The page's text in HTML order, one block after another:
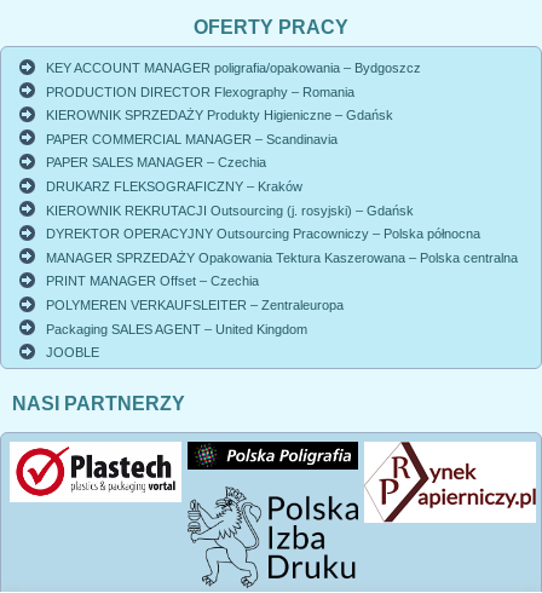
OFERTY PRACY
KEY ACCOUNT MANAGER poligrafia/opakowania – Bydgoszcz
PRODUCTION DIRECTOR Flexography – Romania
KIEROWNIK SPRZEDAŻY Produkty Higieniczne – Gdańsk
PAPER COMMERCIAL MANAGER – Scandinavia
PAPER SALES MANAGER – Czechia
DRUKARZ FLEKSOGRAFICZNY – Kraków
KIEROWNIK REKRUTACJI Outsourcing (j. rosyjski) – Gdańsk
DYREKTOR OPERACYJNY Outsourcing Pracowniczy – Polska północna
MANAGER SPRZEDAŻY Opakowania Tektura Kaszerowana – Polska centralna
PRINT MANAGER Offset – Czechia
POLYMEREN VERKAUFSLEITER – Zentraleuropa
Packaging SALES AGENT – United Kingdom
JOOBLE
NASI PARTNERZY